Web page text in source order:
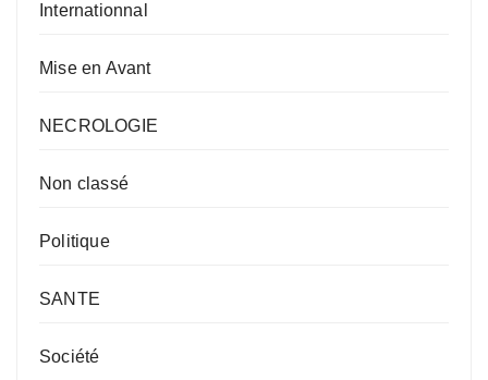
Internationnal
Mise en Avant
NECROLOGIE
Non classé
Politique
SANTE
Société